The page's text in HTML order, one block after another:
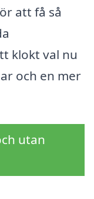
att få så
klokt val nu
och en mer
utan